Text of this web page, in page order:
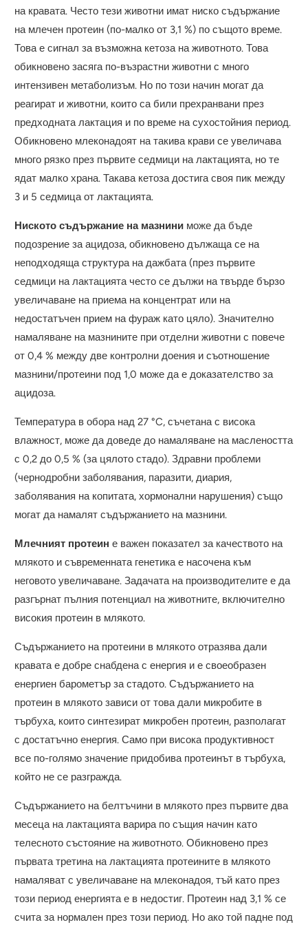
на кравата. Често тези животни имат ниско съдържание
на млечен протеин (по-малко от 3,1 %) по същото време.
Това е сигнал за възможна кетоза на животното. Това
обикновено засяга по-възрастни животни с много
интензивен метаболизъм. Но по този начин могат да
реагират и животни, които са били прехранвани през
предходната лактация и по време на сухостойния период.
Обикновено млеконадоят на такива крави се увеличава
много рязко през първите седмици на лактацията, но те
ядат малко храна. Такава кетоза достига своя пик между
3 и 5 седмица от лактацията.
Ниското съдържание на мазнини може да бъде
подозрение за ацидоза, обикновено дължаща се на
неподходяща структура на дажбата (през първите
седмици на лактацията често се дължи на твърде бързо
увеличаване на приема на концентрат или на
недостатъчен прием на фураж като цяло). Значително
намаляване на мазнините при отделни животни с повече
от 0,4 % между две контролни доения и съотношение
мазнини/протеини под 1,0 може да е доказателство за
ацидоза.
Температура в обора над 27 °C, съчетана с висока
влажност, може да доведе до намаляване на маслеността
с 0,2 до 0,5 % (за цялото стадо). Здравни проблеми
(чернодробни заболявания, паразити, диария,
заболявания на копитата, хормонални нарушения) също
могат да намалят съдържанието на мазнини.
Млечният протеин е важен показател за качеството на
млякото и съвременната генетика е насочена към
неговото увеличаване. Задачата на производителите е да
разгърнат пълния потенциал на животните, включително
високия протеин в млякото.
Съдържанието на протеини в млякото отразява дали
кравата е добре снабдена с енергия и е своеобразен
енергиен барометър за стадото. Съдържанието на
протеин в млякото зависи от това дали микробите в
търбуха, които синтезират микробен протеин, разполагат
с достатъчно енергия. Само при висока продуктивност
все по-голямо значение придобива протеинът в търбуха,
който не се разгражда.
Съдържанието на белтъчини в млякото през първите два
месеца на лактацията варира по същия начин като
телесното състояние на животното. Обикновено през
първата третина на лактацията протеините в млякото
намаляват с увеличаване на млеконадоя, тъй като през
този период енергията е в недостиг. Протеин над 3,1 % се
счита за нормален през този период. Но ако той падне под